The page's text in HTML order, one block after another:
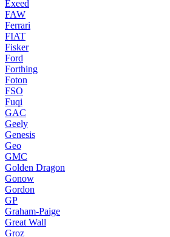
Exeed
FAW
Ferrari
FIAT
Fisker
Ford
Forthing
Foton
FSO
Fuqi
GAC
Geely
Genesis
Geo
GMC
Golden Dragon
Gonow
Gordon
GP
Graham-Paige
Great Wall
Groz